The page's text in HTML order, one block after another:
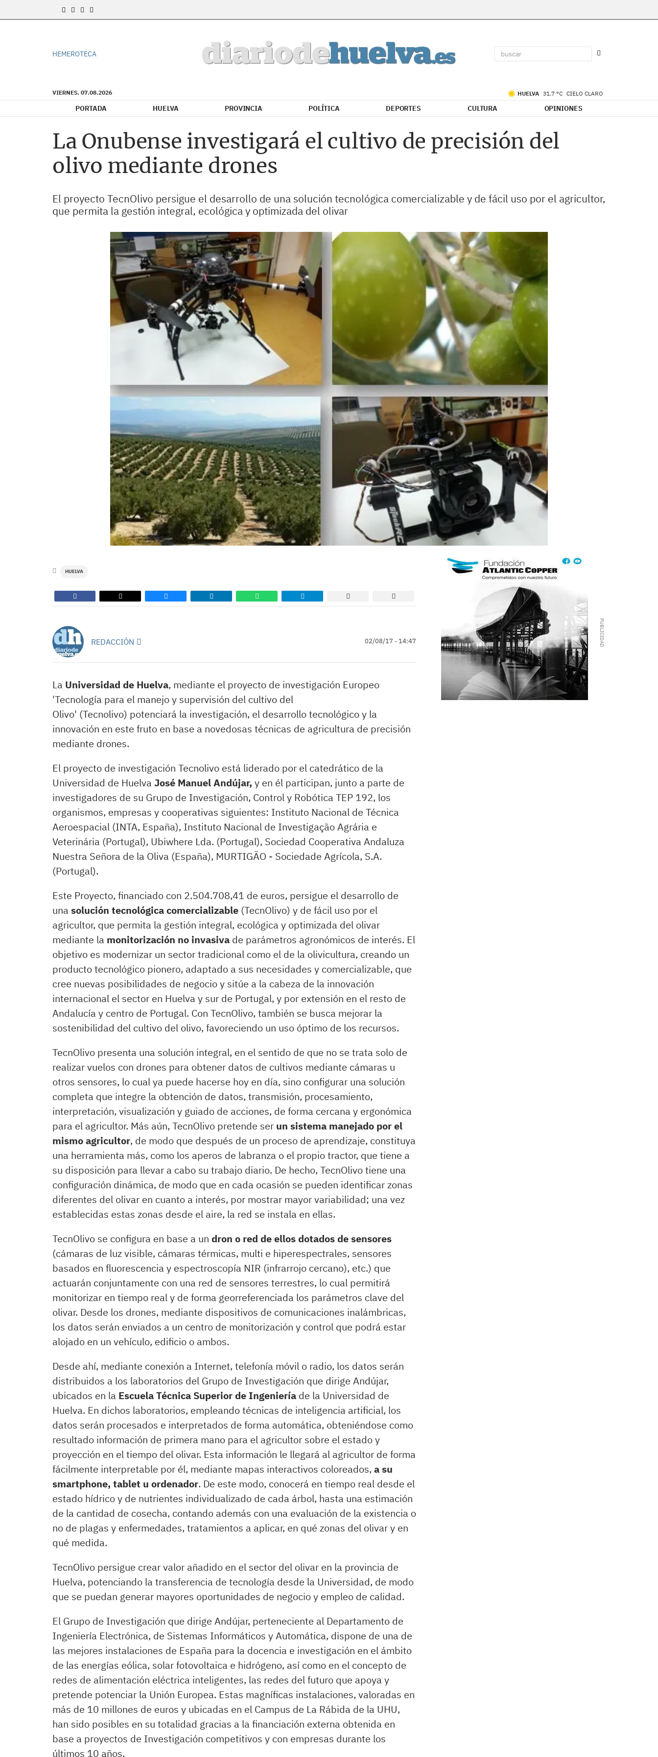
HEMEROTECA
VIERNES. 07.08.2026 HUELVA 31.7 °C CIELO CLARO
PORTADA HUELVA PROVINCIA POLÍTICA DEPORTES CULTURA OPINIONES
La Onubense investigará el cultivo de precisión del
olivo mediante drones
El proyecto TecnOlivo persigue el desarrollo de una solución tecnológica comercializable y de fácil uso por el agricultor,
que permita la gestión integral, ecológica y optimizada del olivar
HUELVA
REDACCIÓN 02/08/17 - 14:47
La Universidad de Huelva, mediante el proyecto de investigación Europeo
'Tecnología para el manejo y supervisión del cultivo del
Olivo' (Tecnolivo) potenciará la investigación, el desarrollo tecnológico y la
innovación en este fruto en base a novedosas técnicas de agricultura de precisión
mediante drones.
El proyecto de investigación Tecnolivo está liderado por el catedrático de la
Universidad de Huelva José Manuel Andújar, y en él participan, junto a parte de
investigadores de su Grupo de Investigación, Control y Robótica TEP 192, los
organismos, empresas y cooperativas siguientes: Instituto Nacional de Técnica
Aeroespacial (INTA, España), Instituto Nacional de Investigação Agrária e
Veterinária (Portugal), Ubiwhere Lda. (Portugal), Sociedad Cooperativa Andaluza
Nuestra Señora de la Oliva (España), MURTIGÃO - Sociedade Agrícola, S.A.
(Portugal).
Este Proyecto, financiado con 2.504.708,41 de euros, persigue el desarrollo de
una solución tecnológica comercializable (TecnOlivo) y de fácil uso por el
agricultor, que permita la gestión integral, ecológica y optimizada del olivar
mediante la monitorización no invasiva de parámetros agronómicos de interés. El
objetivo es modernizar un sector tradicional como el de la olivicultura, creando un
producto tecnológico pionero, adaptado a sus necesidades y comercializable, que
cree nuevas posibilidades de negocio y sitúe a la cabeza de la innovación
internacional el sector en Huelva y sur de Portugal, y por extensión en el resto de
Andalucía y centro de Portugal. Con TecnOlivo, también se busca mejorar la
sostenibilidad del cultivo del olivo, favoreciendo un uso óptimo de los recursos.
TecnOlivo presenta una solución integral, en el sentido de que no se trata solo de
realizar vuelos con drones para obtener datos de cultivos mediante cámaras u
otros sensores, lo cual ya puede hacerse hoy en día, sino configurar una solución
completa que integre la obtención de datos, transmisión, procesamiento,
interpretación, visualización y guiado de acciones, de forma cercana y ergonómica
para el agricultor. Más aún, TecnOlivo pretende ser un sistema manejado por el
mismo agricultor, de modo que después de un proceso de aprendizaje, constituya
una herramienta más, como los aperos de labranza o el propio tractor, que tiene a
su disposición para llevar a cabo su trabajo diario. De hecho, TecnOlivo tiene una
configuración dinámica, de modo que en cada ocasión se pueden identificar zonas
diferentes del olivar en cuanto a interés, por mostrar mayor variabilidad; una vez
establecidas estas zonas desde el aire, la red se instala en ellas.
TecnOlivo se configura en base a un dron o red de ellos dotados de sensores
(cámaras de luz visible, cámaras térmicas, multi e hiperespectrales, sensores
basados en fluorescencia y espectroscopía NIR (infrarrojo cercano), etc.) que
actuarán conjuntamente con una red de sensores terrestres, lo cual permitirá
monitorizar en tiempo real y de forma georreferenciada los parámetros clave del
olivar. Desde los drones, mediante dispositivos de comunicaciones inalámbricas,
los datos serán enviados a un centro de monitorización y control que podrá estar
alojado en un vehículo, edificio o ambos.
Desde ahí, mediante conexión a Internet, telefonía móvil o radio, los datos serán
distribuidos a los laboratorios del Grupo de Investigación que dirige Andújar,
ubicados en la Escuela Técnica Superior de Ingeniería de la Universidad de
Huelva. En dichos laboratorios, empleando técnicas de inteligencia artificial, los
datos serán procesados e interpretados de forma automática, obteniéndose como
resultado información de primera mano para el agricultor sobre el estado y
proyección en el tiempo del olivar. Esta información le llegará al agricultor de forma
fácilmente interpretable por él, mediante mapas interactivos coloreados, a su
smartphone, tablet u ordenador. De este modo, conocerá en tiempo real desde el
estado hídrico y de nutrientes individualizado de cada árbol, hasta una estimación
de la cantidad de cosecha, contando además con una evaluación de la existencia o
no de plagas y enfermedades, tratamientos a aplicar, en qué zonas del olivar y en
qué medida.
TecnOlivo persigue crear valor añadido en el sector del olivar en la provincia de
Huelva, potenciando la transferencia de tecnología desde la Universidad, de modo
que se puedan generar mayores oportunidades de negocio y empleo de calidad.
El Grupo de Investigación que dirige Andújar, perteneciente al Departamento de
Ingeniería Electrónica, de Sistemas Informáticos y Automática, dispone de una de
las mejores instalaciones de España para la docencia e investigación en el ámbito
de las energías eólica, solar fotovoltaica e hidrógeno, así como en el concepto de
redes de alimentación eléctrica inteligentes, las redes del futuro que apoya y
pretende potenciar la Unión Europea. Estas magníficas instalaciones, valoradas en
más de 10 millones de euros y ubicadas en el Campus de La Rábida de la UHU,
han sido posibles en su totalidad gracias a la financiación externa obtenida en
base a proyectos de Investigación competitivos y con empresas durante los
últimos 10 años.